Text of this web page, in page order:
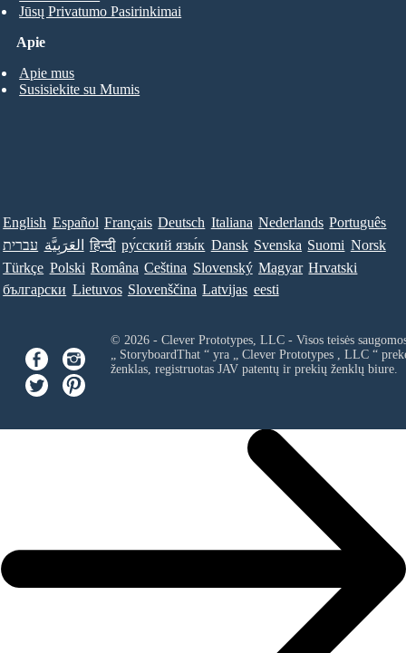
Apie
Apie mus
Susisiekite su Mumis
Jūsų Privatumo Pasirinkimai
English Español Français Deutsch Italiana Nederlands Português
עברית العَرَبِيَّة हिन्दी ру́сский язы́к Dansk Svenska Suomi Norsk
Türkçe Polski Româna Ceština Slovenský Magyar Hrvatski
български Lietuvos Slovenščina Latvijas eesti
© 2026 - Clever Prototypes, LLC - Visos teisės
„ StoryboardThat “ yra „ Clever Prototypes , LLC“
ženklas, registruotas JAV patentų ir prekių ženklų biure.